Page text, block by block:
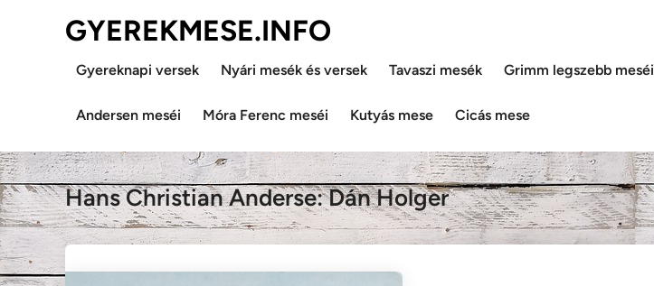
GYEREKMESE.INFO
Gyereknapi versek Nyári mesék és versek Tavaszi mesék Grimm legszebb meséi
Andersen meséi Móra Ferenc meséi Kutyás mese Cicás mese
Hans Christian Anderse: Dán Holger